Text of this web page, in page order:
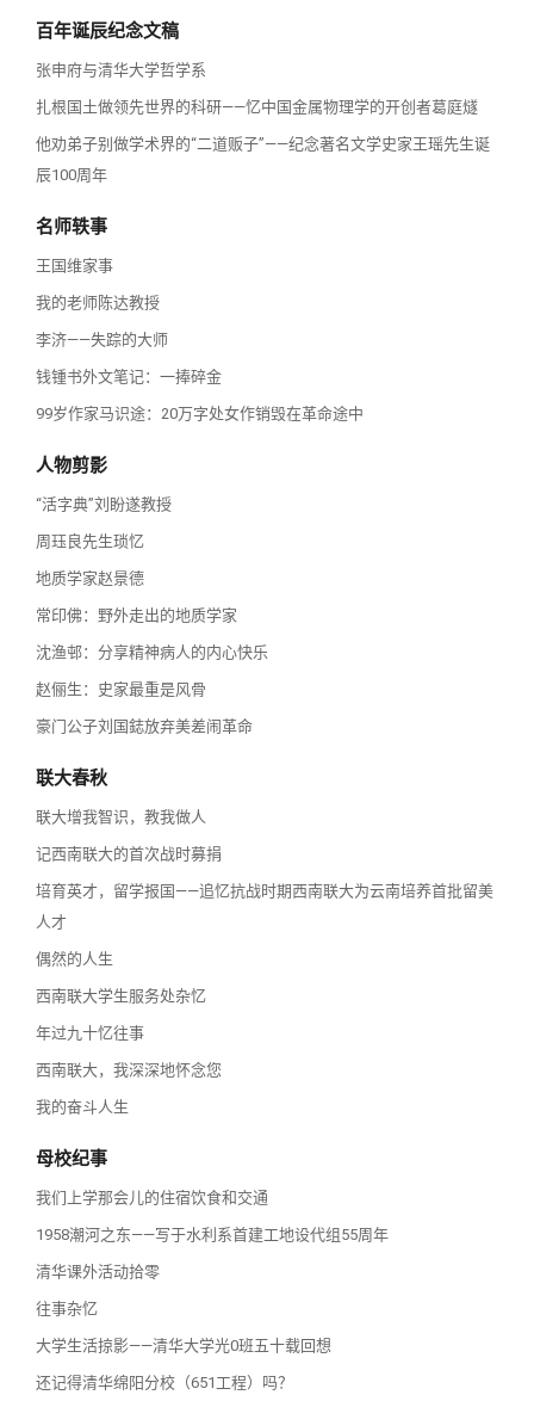
百年诞辰纪念文稿
张申府与清华大学哲学系
扎根国土做领先世界的科研——忆中国金属物理学的开创者葛庭燧
他劝弟子别做学术界的“二道贩子”——纪念著名文学史家王瑶先生诞
辰100周年
名师轶事
王国维家事
我的老师陈达教授
李济——失踪的大师
钱锺书外文笔记：一捧碎金
99岁作家马识途：20万字处女作销毁在革命途中
人物剪影
“活字典”刘盼遂教授
周珏良先生琐忆
地质学家赵景德
常印佛：野外走出的地质学家
沈渔邨：分享精神病人的内心快乐
赵俪生：史家最重是风骨
豪门公子刘国鋕放弃美差闹革命
联大春秋
联大增我智识，教我做人
记西南联大的首次战时募捐
培育英才，留学报国——追忆抗战时期西南联大为云南培养首批留美
人才
偶然的人生
西南联大学生服务处杂忆
年过九十忆往事
西南联大，我深深地怀念您
我的奋斗人生
母校纪事
我们上学那会儿的住宿饮食和交通
1958潮河之东——写于水利系首建工地设代组55周年
清华课外活动拾零
往事杂忆
大学生活掠影——清华大学光0班五十载回想
还记得清华绵阳分校（651工程）吗？